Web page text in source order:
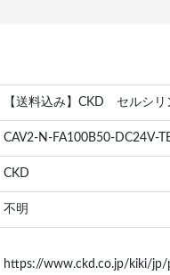
【送料込み】CKD セルシリ
CAV2-N-FA100B50-DC24V-
CKD
不明
https://www.ckd.co.jp/kiki/jp/